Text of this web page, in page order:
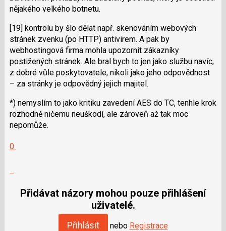
nějakého velkého botnetu.
[19] kontrolu by šlo dělat např. skenováním webových
stránek zvenku (po HTTP) antivirem. A pak by
webhostingová firma mohla upozornit zákazníky
postižených stránek. Ale bral bych to jen jako službu navíc,
z dobré vůle poskytovatele, nikoli jako jeho odpovědnost
– za stránky je odpovědný jejich majitel.
*) nemyslím to jako kritiku zavedení AES do TC, tenhle krok
rozhodně ničemu neuškodí, ale zároveň až tak moc
nepomůže.
0
jako
Přidávat názory mohou pouze přihlášení
uživatelé.
Přihlásit nebo Registrace